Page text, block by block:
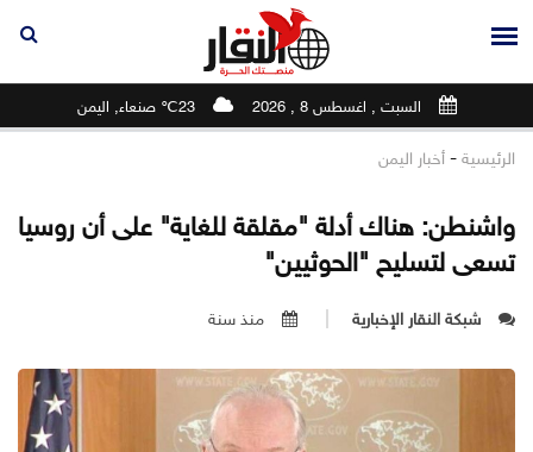
السبت , اغسطس 8 , 2026 23℃ صنعاء, اليمن
الرئيسية - أخبار اليمن
واشنطن: هناك أدلة "مقلقة للغاية" على أن روسيا
تسعى لتسليح "الحوثيين"
شبكة النقار الإخبارية منذ سنة